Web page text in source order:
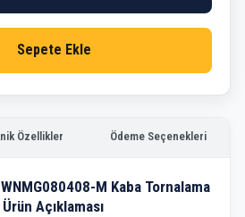
Özellikler Ödeme Seçenekleri
M Kaba Tornalama
Açıklaması
Sepete Ekle